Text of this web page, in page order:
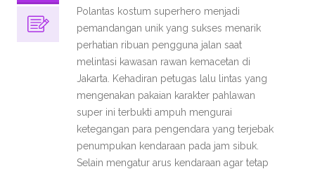
Polantas kostum superhero menjadi
pemandangan unik yang sukses menarik
perhatian ribuan pengguna jalan saat
melintasi kawasan rawan kemacetan di
Jakarta. Kehadiran petugas lalu lintas yang
mengenakan pakaian karakter pahlawan
super ini terbukti ampuh mengurai
ketegangan para pengendara yang terjebak
penumpukan kendaraan pada jam sibuk.
Selain mengatur arus kendaraan agar tetap